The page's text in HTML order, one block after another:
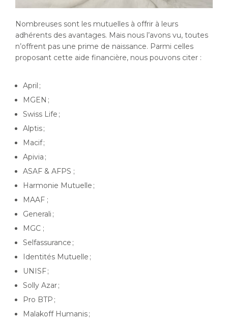
Nombreuses sont les mutuelles à offrir à leurs
adhérents des avantages. Mais nous l’avons vu, toutes
n’offrent pas une prime de naissance. Parmi celles
proposant cette aide financière, nous pouvons citer :
April ;
MGEN ;
Swiss Life ;
Alptis ;
Macif ;
Apivia ;
ASAF & AFPS ;
Harmonie Mutuelle ;
MAAF ;
Generali ;
MGC ;
Selfassurance ;
Identités Mutuelle ;
UNISF ;
Solly Azar ;
Pro BTP ;
Malakoff Humanis ;